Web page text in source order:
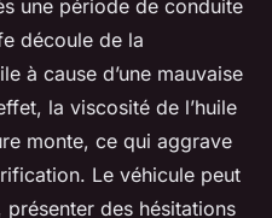
une période de conduite
découle de la
à cause d’une mauvaise
la viscosité de l’huile
monte, ce qui aggrave
Le véhicule peut
des hésitations